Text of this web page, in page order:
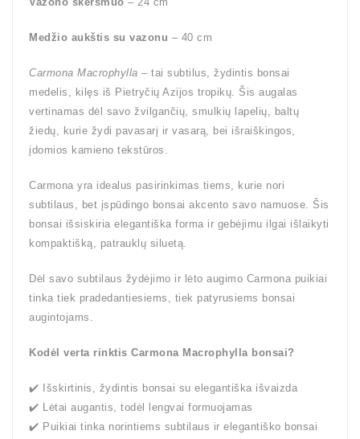
Medžio aukštis su vazonu – 40 cm
Carmona Macrophylla – tai subtilus, žydintis bonsai
medelis, kilęs iš Pietryčių Azijos tropikų. Šis augalas
vertinamas dėl savo žvilgančių, smulkių lapelių, baltų
žiedų, kurie žydi pavasarį ir vasarą, bei išraiškingos,
įdomios kamieno tekstūros.
Carmona yra idealus pasirinkimas tiems, kurie nori
subtilaus, bet įspūdingo bonsai akcento savo namuose. Šis
bonsai išsiskiria elegantiška forma ir gebėjimu ilgai išlaikyti
kompaktišką, patrauklų siluetą.
Dėl savo subtilaus žydėjimo ir lėto augimo Carmona puikiai
tinka tiek pradedantiesiems, tiek patyrusiems bonsai
augintojams.
Kodėl verta rinktis Carmona Macrophylla bonsai?
✔️ Išskirtinis, žydintis bonsai su elegantiška išvaizda
✔️ Lėtai augantis, todėl lengvai formuojamas
✔️ Puikiai tinka norintiems subtilaus ir elegantiško bonsai